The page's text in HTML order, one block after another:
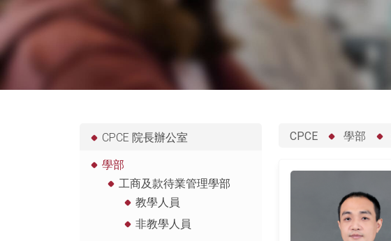
CPCE 院長辦公室
學部
工商及款待業管理學部
教學人員
非教學人員
CPCE 學部